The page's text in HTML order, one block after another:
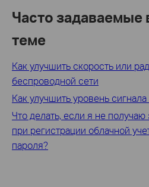
Часто задаваемые
теме
Как улучшить скорость или
беспроводной сети
Как улучшить уровень
Что делать, если я не
при регистрации облачной
пароля?